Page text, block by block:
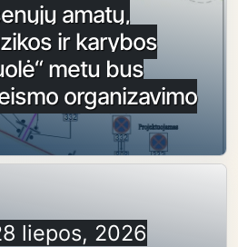
amatų,
ir karybos
metu bus
organizavimo
liepos, 2026